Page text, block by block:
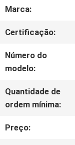
NÓS
VISITA
À
FÁBRICA
CONTROLE
Marca:
Certificação:
Número do
modelo:
Quantidade de
ordem mínima:
Preço: